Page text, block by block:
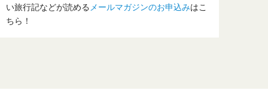
い旅行記などが読める メールマガジンのお申込みはこ
ちら！